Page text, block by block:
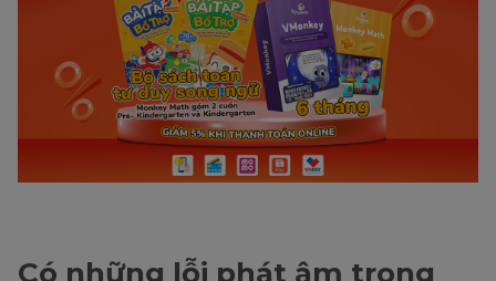
Có những lỗi phát âm trong